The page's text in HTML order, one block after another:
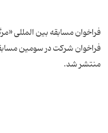
فراخوان شرکت در سومین